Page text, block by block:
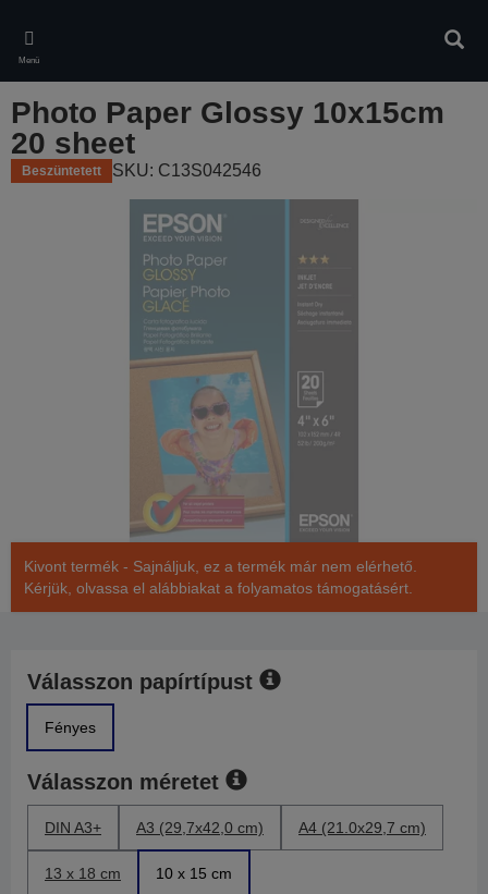
main
content
Menü
Photo Paper Glossy 10x15cm
20 sheet
Beszüntetett SKU: C13S042546
Kivont termék - Sajnáljuk, ez a termék már nem elérhető.
Kérjük, olvassa el alábbiakat a folyamatos támogatásért.
Válasszon papírtípust
Fényes
Válasszon méretet
DIN A3+ A3 (29,7x42,0 cm) A4 (21.0x29,7 cm)
13 x 18 cm 10 x 15 cm